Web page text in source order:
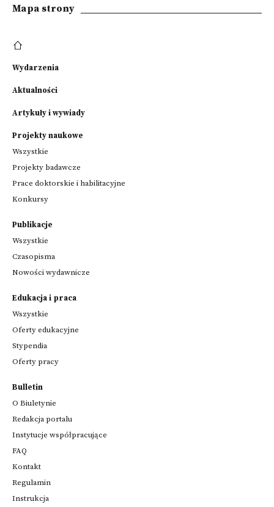
Mapa strony
Wydarzenia
Aktualności
Artykuły i wywiady
Projekty naukowe
Wszystkie
Projekty badawcze
Prace doktorskie i habilitacyjne
Konkursy
Publikacje
Wszystkie
Czasopisma
Nowości wydawnicze
Edukacja i praca
Wszystkie
Oferty edukacyjne
Stypendia
Oferty pracy
Bulletin
O Biuletynie
Redakcja portalu
Instytucje współpracujące
FAQ
Kontakt
Regulamin
Instrukcja